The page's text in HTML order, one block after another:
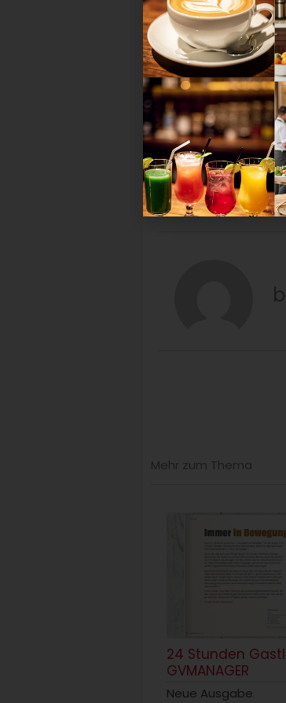
kommende Trends
Diese Ausgabe
abschließen.
Mehr zum Thema
24 Stunden
GVMANAGER
Neue Ausgabe